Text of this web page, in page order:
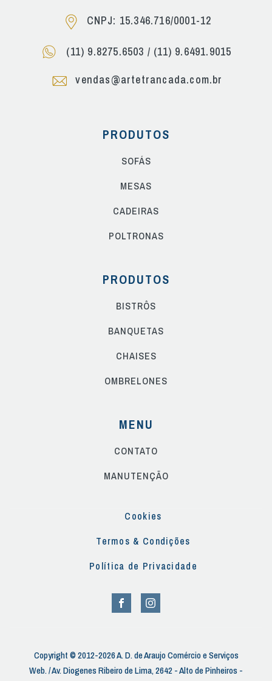
CNPJ: 15.346.716/0001-12
(11) 9.8275.6503 / (11) 9.6491.9015
vendas@artetrancada.com.br
PRODUTOS
SOFÁS
MESAS
CADEIRAS
POLTRONAS
PRODUTOS
BISTRÔS
BANQUETAS
CHAISES
OMBRELONES
MENU
CONTATO
MANUTENÇÃO
Cookies
Termos & Condições
Política de Privacidade
Copyright © 2012-2026 A. D. de Araujo Comércio e Serviços
Web. / Av. Diogenes Ribeiro de Lima, 2642 - Alto de Pinheiros -